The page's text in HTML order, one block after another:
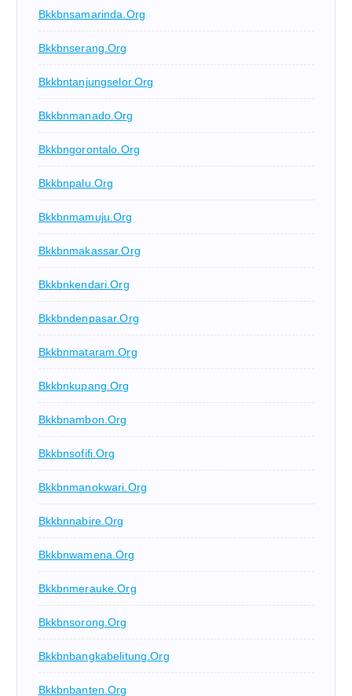
Bkkbnsamarinda.org
Bkkbnserang.org
Bkkbntanjungselor.org
Bkkbnmanado.org
Bkkbngorontalo.org
Bkkbnpalu.org
Bkkbnmamuju.org
Bkkbnmakassar.org
Bkkbnkendari.org
Bkkbndenpasar.org
Bkkbnmataram.org
Bkkbnkupang.org
Bkkbnambon.org
Bkkbnsofifi.org
Bkkbnmanokwari.org
Bkkbnnabire.org
Bkkbnwamena.org
Bkkbnmerauke.org
Bkkbnsorong.org
Bkkbnbangkabelitung.org
Bkkbnbanten.org